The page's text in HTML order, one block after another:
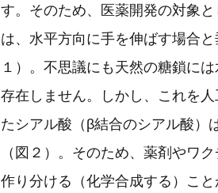
す。そのため、医薬開発の対象
は、水平方向に手を伸ばす場合
１）。不思議にも天然の糖鎖に
存在しません。しかし、これを
たシアル酸（β結合のシアル酸）
（図２）。そのため、薬剤やワ
作り分ける（化学合成する）こ